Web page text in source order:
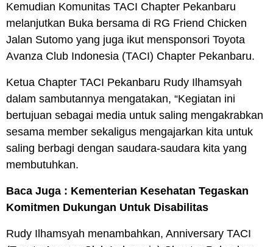
Kemudian Komunitas TACI Chapter Pekanbaru
melanjutkan Buka bersama di RG Friend Chicken
Jalan Sutomo yang juga ikut mensponsori Toyota
Avanza Club Indonesia (TACI) Chapter Pekanbaru.
Ketua Chapter TACI Pekanbaru Rudy Ilhamsyah
dalam sambutannya mengatakan, “Kegiatan ini
bertujuan sebagai media untuk saling mengakrabkan
sesama member sekaligus mengajarkan kita untuk
saling berbagi dengan saudara-saudara kita yang
membutuhkan.
Baca Juga : Kementerian Kesehatan Tegaskan
Komitmen Dukungan Untuk Disabilitas
Rudy Ilhamsyah menambahkan, Anniversary TACI